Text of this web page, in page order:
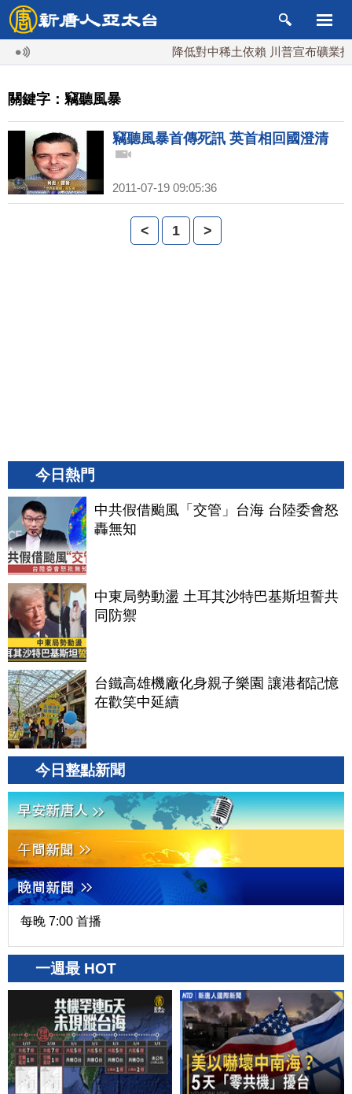
降低對中稀土依賴 川普宣布礦業投
關鍵字：竊聽風暴
竊聽風暴首傳死訊 英首相回國澄清
2011-07-19 09:05:36
< 1 >
今日熱門
中共假借颱風「交管」台海 台陸委會怒
轟無知
中東局勢動盪 土耳其沙特巴基斯坦誓共
同防禦
台鐵高雄機廠化身親子樂園 讓港都記憶
在歡笑中延續
今日整點新聞
每晚 7:00 首播
一週最 HOT